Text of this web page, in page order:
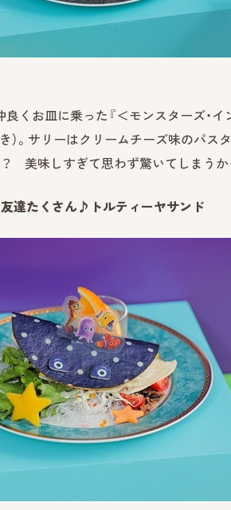
良くお皿に乗った『＜モンスターズ・
き）。サリーはクリームチーズ味のパ
美味しすぎて思わず驚いてしまうか
友達たくさん♪トルティーヤサンド